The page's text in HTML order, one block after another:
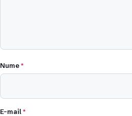
Nume*
E-mail*